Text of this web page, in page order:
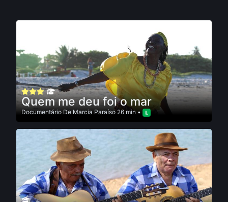
Quem me deu foi o mar
DocumentárioDeMarcia Paraí­so 26 min •